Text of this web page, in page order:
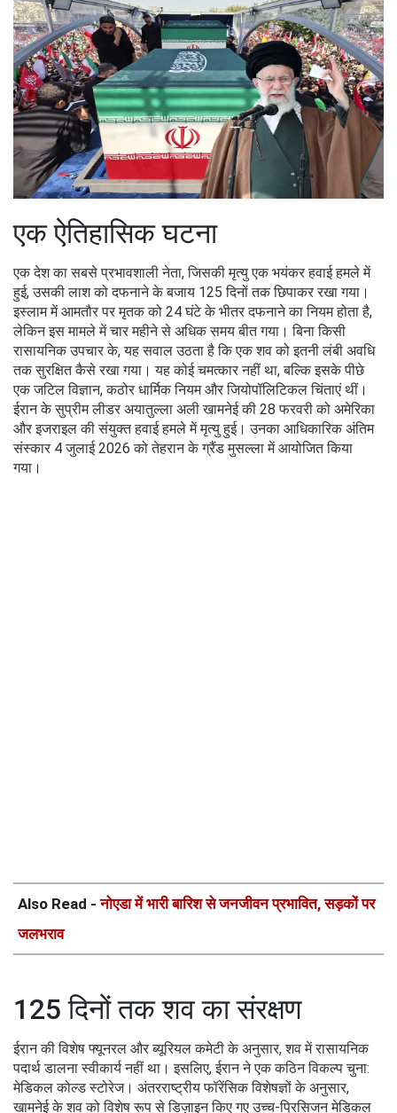
एक ऐतिहासिक घटना
एक देश का सबसे प्रभावशाली नेता, जिसकी मृत्यु एक भयंकर हवाई हमले में
हुई, उसकी लाश को दफनाने के बजाय 125 दिनों तक छिपाकर रखा गया।
इस्लाम में आमतौर पर मृतक को 24 घंटे के भीतर दफनाने का नियम होता है,
लेकिन इस मामले में चार महीने से अधिक समय बीत गया। बिना किसी
रासायनिक उपचार के, यह सवाल उठता है कि एक शव को इतनी लंबी अवधि
तक सुरक्षित कैसे रखा गया। यह कोई चमत्कार नहीं था, बल्कि इसके पीछे
एक जटिल विज्ञान, कठोर धार्मिक नियम और जियोपॉलिटिकल चिंताएं थीं।
ईरान के सुप्रीम लीडर अयातुल्ला अली खामनेई की 28 फरवरी को अमेरिका
और इजराइल की संयुक्त हवाई हमले में मृत्यु हुई। उनका आधिकारिक अंतिम
संस्कार 4 जुलाई 2026 को तेहरान के ग्रैंड मुसल्ला में आयोजित किया
गया।
Also Read -नोएडा में भारी बारिश से जनजीवन प्रभावित, सड़कों पर
जलभराव
125 दिनों तक शव का संरक्षण
ईरान की विशेष फ्यूनरल और ब्यूरियल कमेटी के अनुसार, शव में रासायनिक
पदार्थ डालना स्वीकार्य नहीं था। इसलिए, ईरान ने एक कठिन विकल्प चुना:
मेडिकल कोल्ड स्टोरेज। अंतरराष्ट्रीय फॉरेंसिक विशेषज्ञों के अनुसार,
खामनेई के शव को विशेष रूप से डिज़ाइन किए गए उच्च-प्रिसिजन मेडिकल